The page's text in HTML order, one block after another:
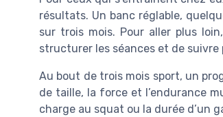
résultats. Un banc réglable,
sur trois mois. Pour aller plus
structurer les séances et de
Au bout de trois mois sport, un
de taille, la force et l’endurance
charge au squat ou la durée d’un